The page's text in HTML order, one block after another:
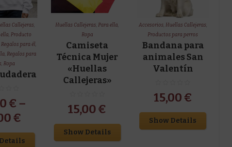
Callejeras,
, Producto
Regalos para él,
,Regalos para
,Ropa
€ –
€
Huellas Callejeras,Para ella,
Ropa
Camiseta
Técnica Mujer
«Huellas
Callejeras»
15,00 €
Show Details
Accesorios, Huellas Callejeras,
Productos para perros
Bandana para
animales San
Valentín
15,00 €
Show Details